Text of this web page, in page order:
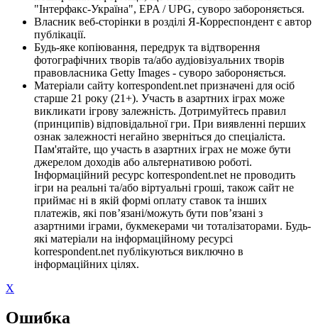
"Інтерфакс-Україна", EPA / UPG, суворо забороняється.
Власник веб-сторінки в розділі Я-Корреспондент є автор
публікації.
Будь-яке копіювання, передрук та відтворення
фотографічних творів та/або аудіовізуальних творів
правовласника Getty Images - суворо забороняється.
Матеріали сайту korrespondent.net призначені для осіб
старше 21 року (21+). Участь в азартних іграх може
викликати ігрову залежність. Дотримуйтесь правил
(принципів) відповідальної гри. При виявленні перших
ознак залежності негайно зверніться до спеціаліста.
Пам'ятайте, що участь в азартних іграх не може бути
джерелом доходів або альтернативою роботі.
Інформаційний ресурс korrespondent.net не проводить
ігри на реальні та/або віртуальні гроші, також сайт не
приймає ні в якій формі оплату ставок та інших
платежів, які пов’язані/можуть бути пов’язані з
азартними іграми, букмекерами чи тоталізаторами. Будь-
які матеріали на інформаційному ресурсі
korrespondent.net публікуються виключно в
інформаційних цілях.
X
Ошибка